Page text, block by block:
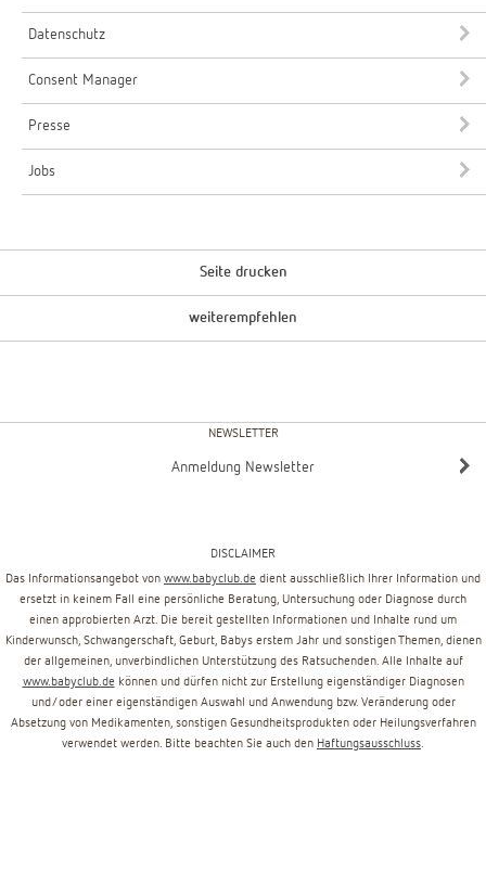
Datenschutz
Consent Manager
Presse
Jobs
Seite drucken
weiterempfehlen
NEWSLETTER
Anmeldung Newsletter
DISCLAIMER
Das Informationsangebot von www.babyclub.de dient ausschließlich Ihrer Information und
ersetzt in keinem Fall eine persönliche Beratung, Untersuchung oder Diagnose durch
einen approbierten Arzt. Die bereit gestellten Informationen und Inhalte rund um
Kinderwunsch, Schwangerschaft, Geburt, Babys erstem Jahr und sonstigen Themen, dienen
der allgemeinen, unverbindlichen Unterstützung des Ratsuchenden. Alle Inhalte auf
www.babyclub.de können und dürfen nicht zur Erstellung eigenständiger Diagnosen
und/oder einer eigenständigen Auswahl und Anwendung bzw. Veränderung oder
Absetzung von Medikamenten, sonstigen Gesundheitsprodukten oder Heilungsverfahren
verwendet werden. Bitte beachten Sie auch den Haftungsausschluss.